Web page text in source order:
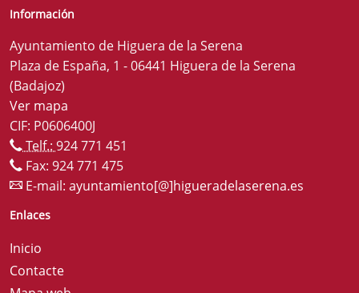
Información
Ayuntamiento de Higuera de la Serena
Plaza de España, 1 - 06441 Higuera de la Serena
(Badajoz)
Ver mapa
CIF: P0606400J
Telf.: 924 771 451
Fax: 924 771 475
E-mail: ayuntamiento[@]higueradelaserena.es
Enlaces
Inicio
Contacte